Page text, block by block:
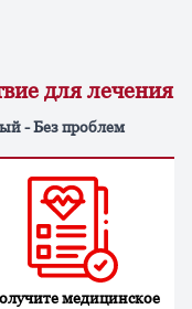
для лечения
- Без проблем
медицинское